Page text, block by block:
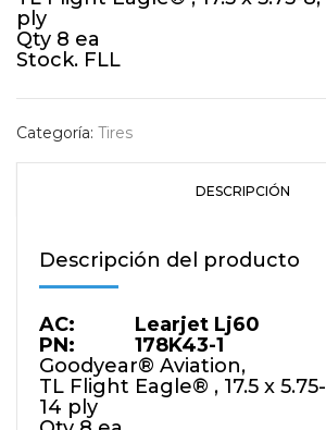
ply
Qty 8 ea
Stock. FLL
Categoría: Tires
DESCRIPCIÓN
Descripción del producto
AC: Learjet Lj60
PN: 178K43-1
Goodyear® Aviation,
TL Flight Eagle® , 17.5 x
14 ply